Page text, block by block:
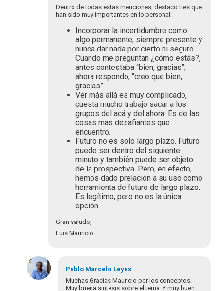
Dentro de todas estas menciones, destaco tres que
han sido muy importantes en lo personal:
Incorporar la incertidumbre como
algo permanente, siempre presente y
nunca dar nada por cierto ni seguro.
Cuando me preguntan ¿cómo estás?,
antes contestaba “bien, gracias”;
ahora respondo, “creo que bien,
gracias”.
Ver más allá es muy complicado,
cuesta mucho trabajo sacar a los
grupos del acá y del ahora. Es de las
cosas más desafiantes que
encuentro.
Futuro no es solo largo plazo. Futuro
puede ser dentro del siguiente
minuto y también puede ser objeto
de la prospectiva. Pero, en efecto,
hemos dado prelación a su uso como
herramienta de futuro de largo plazo.
Es legítimo, pero no es la única
opción.
Gran saludo,
Luis Mauricio
Pablo Marcelo Leyes
Muchas Gracias Mauricio por los conceptos.
Muy buena sintesis sobre el tema. Y muy buen